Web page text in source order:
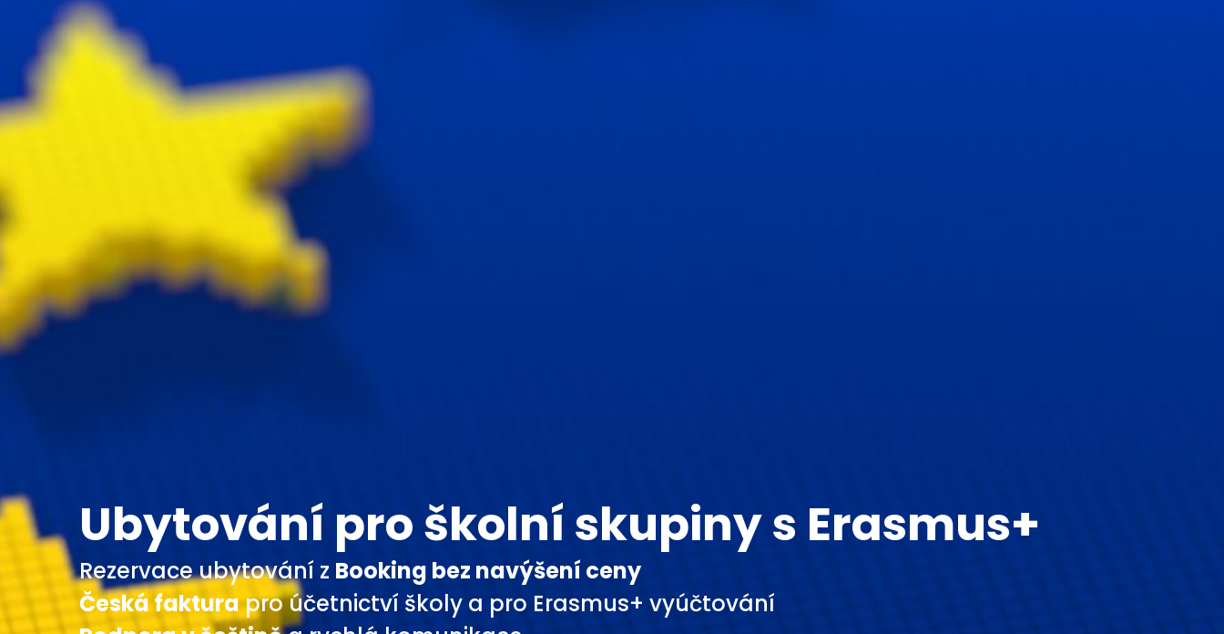
Ubytování pro školní skupiny s Erasmus+
Rezervace ubytování z Booking bez navýšení ceny
Česká fakturapro účetnictví školy a pro Erasmus+ vyúčtování